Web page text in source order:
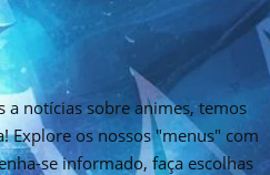
a notícias sobre animes, temos
Explore os nossos "menus" com
se informado, faça escolhas